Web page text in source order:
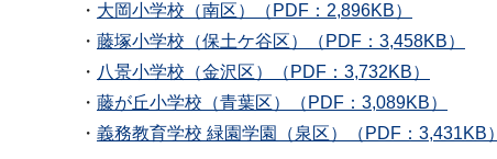
・ 大岡小学校（南区）（PDF：2,896KB）
・ 藤塚小学校（保土ケ谷区）（PDF：3,458KB）
・ 八景小学校（金沢区）（PDF：3,732KB）
・ 藤が丘小学校（青葉区）（PDF：3,089KB）
・ 義務教育学校 緑園学園（泉区）（PDF：3,431KB）